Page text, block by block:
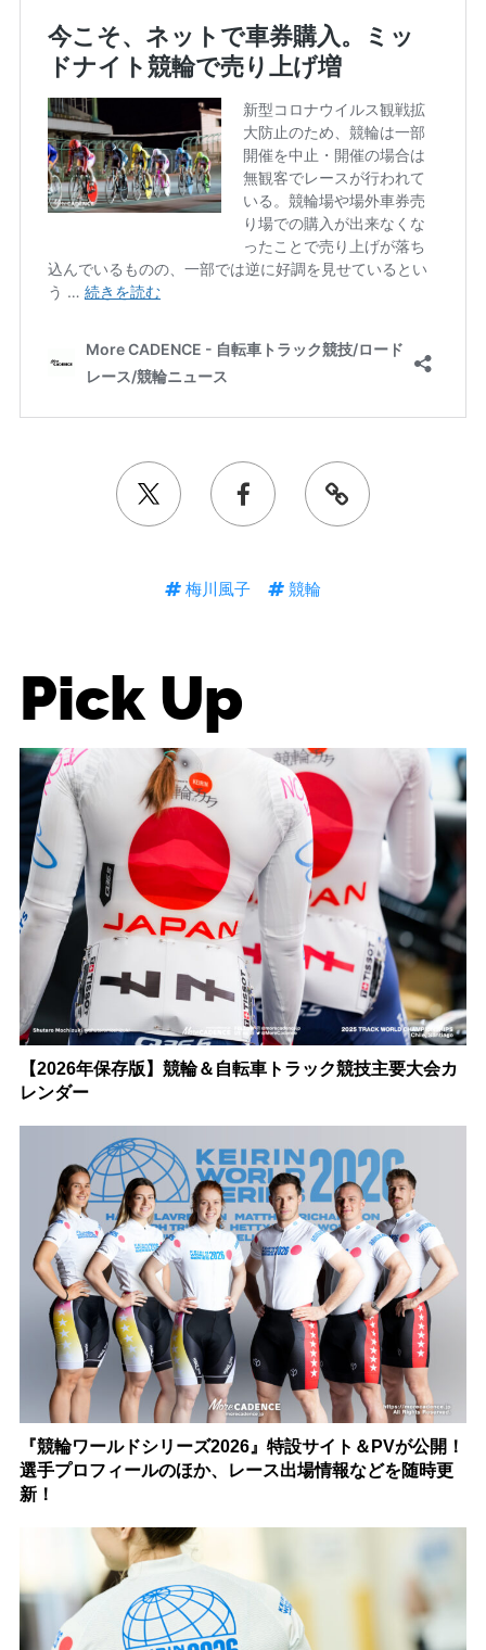
梅川風子 競輪
Pick Up
【2026年保存版】競輪＆自転車トラック競技主要大会カ
レンダー
『競輪ワールドシリーズ2026』特設サイト＆PVが公開！
選手プロフィールのほか、レース出場情報などを随時更
新！